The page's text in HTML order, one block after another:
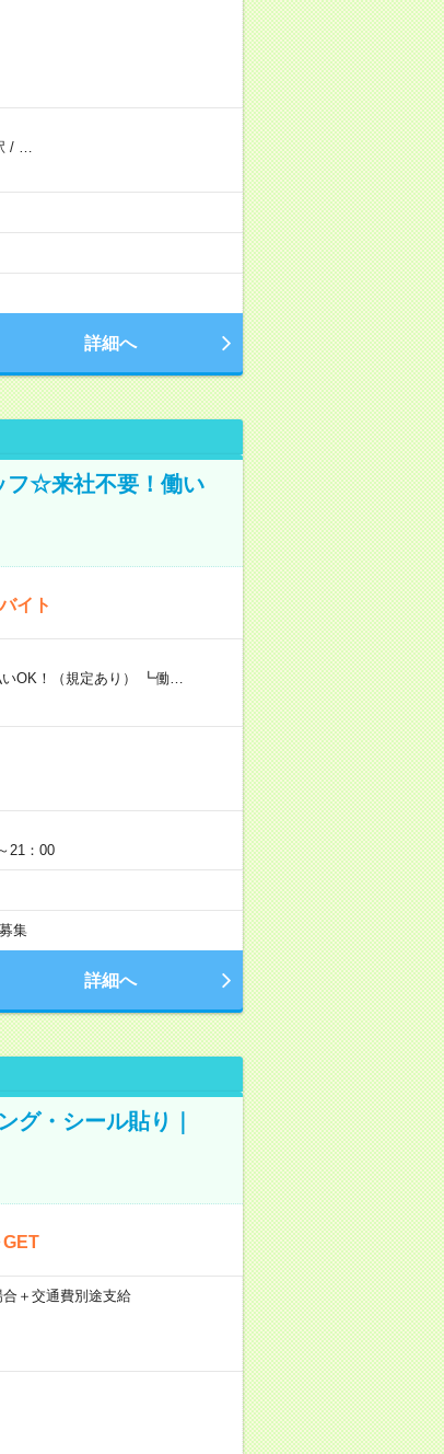
/
詳細へ
フ☆来社不要！働い
イト
OK！（規定あり） ┗働…
21：00
集
詳細へ
グ・シール貼り｜
＋交通費別途支給